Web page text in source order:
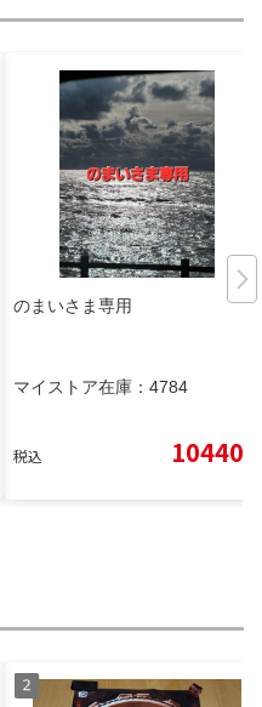
のまいさま専用
マイストア在庫： 4784
税込 10440